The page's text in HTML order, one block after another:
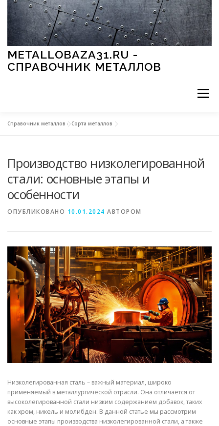
Перейти к содержимому
METALLOBAZA31.RU -
СПРАВОЧНИК МЕТАЛЛОВ
Меню
МЕТАЛЛЫ И ОКРУЖАЮЩАЯ СРЕДА
СТАТЬИ
Справочник металлов »Сорта металлов
Производство низколегированной
стали: основные этапы и
особенности
ОПУБЛИКОВАНО 10.01.2024 АВТОРОМ
Низколегированная сталь – важный материал, широко
применяемый в металлургической отрасли. Она отличается от
высоколегированной стали низким содержанием добавок, таких
как хром, никель и молибден. В данной статье мы рассмотрим
основные этапы производства низколегированной стали, а также